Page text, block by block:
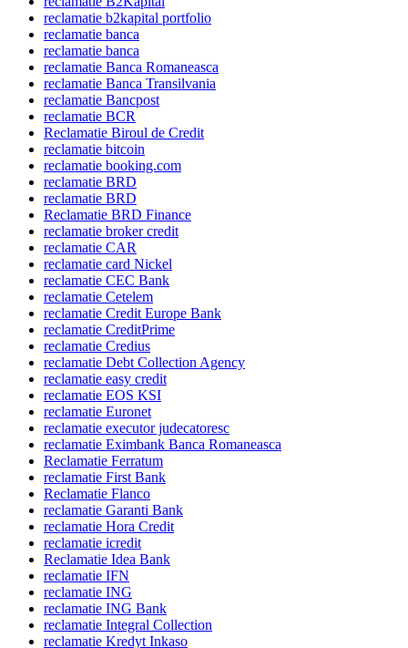
reclamatie b2kapital portfolio
reclamatie banca
reclamatie banca
reclamatie Banca Romaneasca
reclamatie Banca Transilvania
reclamatie Bancpost
reclamatie BCR
Reclamatie Biroul de Credit
reclamatie bitcoin
reclamatie booking.com
reclamatie BRD
reclamatie BRD
Reclamatie BRD Finance
reclamatie broker credit
reclamatie CAR
reclamatie card Nickel
reclamatie CEC Bank
reclamatie Cetelem
reclamatie Credit Europe Bank
reclamatie CreditPrime
reclamatie Credius
reclamatie Debt Collection Agency
reclamatie easy credit
reclamatie EOS KSI
reclamatie Euronet
reclamatie executor judecatoresc
reclamatie Eximbank Banca Romaneasca
Reclamatie Ferratum
reclamatie First Bank
Reclamatie Flanco
reclamatie Garanti Bank
reclamatie Hora Credit
reclamatie icredit
Reclamatie Idea Bank
reclamatie IFN
reclamatie ING
reclamatie ING Bank
reclamatie Integral Collection
reclamatie Kredyt Inkaso